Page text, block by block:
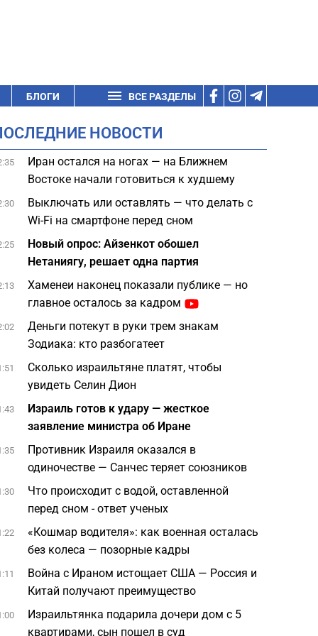
БЛОГИ ВСЕ РАЗДЕЛЫ
НОВОСТИ
Иран остался на ногах — на Ближнем
Востоке начали готовиться к худшему
Выключать или оставлять — что делать с
Wi-Fi на смартфоне перед сном
Новый опрос: Айзенкот обошел
Нетаниягу, решает одна партия
Хаменеи наконец показали публике — но
главное осталось за кадром
Деньги потекут в руки трем знакам
Зодиака: кто разбогатеет
Сколько израильтяне платят, чтобы
увидеть Селин Дион
Израиль готов к удару — жесткое
заявление министра об Иране
Противник Израиля оказался в
одиночестве — Санчес теряет союзников
Что происходит с водой, оставленной
перед сном - ответ ученых
«Кошмар водителя»: как военная осталась
без колеса — позорные кадры
Война с Ираном истощает США — Россия и
Китай получают преимущество
Израильтянка подарила дочери дом с 5
квартирами, сын пошел в суд